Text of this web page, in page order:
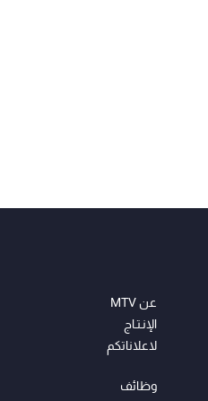
عن MTV
الإنـتـاج
لاعلاناتكم
وظائف